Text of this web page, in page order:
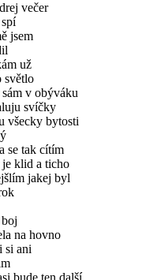
večer
jsem
už
světlo
sám v obýváku
svíčky
všecky bytosti
se tak cítím
je klid a ticho
jakej byl
na hovno
si ani